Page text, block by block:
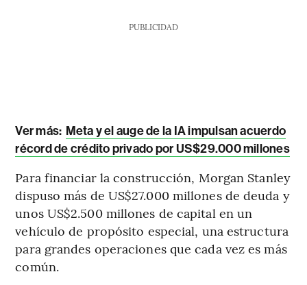
PUBLICIDAD
Ver más: Meta y el auge de la IA impulsan acuerdo
récord de crédito privado por US$29.000 millones
Para financiar la construcción, Morgan Stanley
dispuso más de US$27.000 millones de deuda y
unos US$2.500 millones de capital en un
vehículo de propósito especial, una estructura
para grandes operaciones que cada vez es más
común.